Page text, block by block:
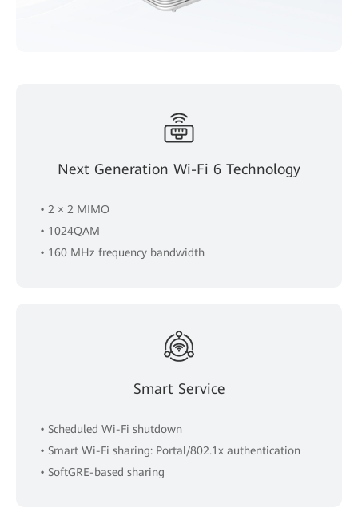
Next Generation Wi-Fi 6 Technology
• 2 × 2 MIMO
• 1024QAM
• 160 MHz frequency bandwidth
Smart Service
• Scheduled Wi-Fi shutdown
• Smart Wi-Fi sharing: Portal/802.1x authentication
• SoftGRE-based sharing